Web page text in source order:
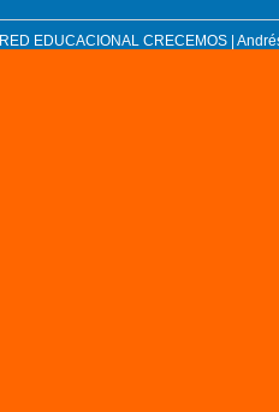
RED EDUCACIONAL CRECEMOS |